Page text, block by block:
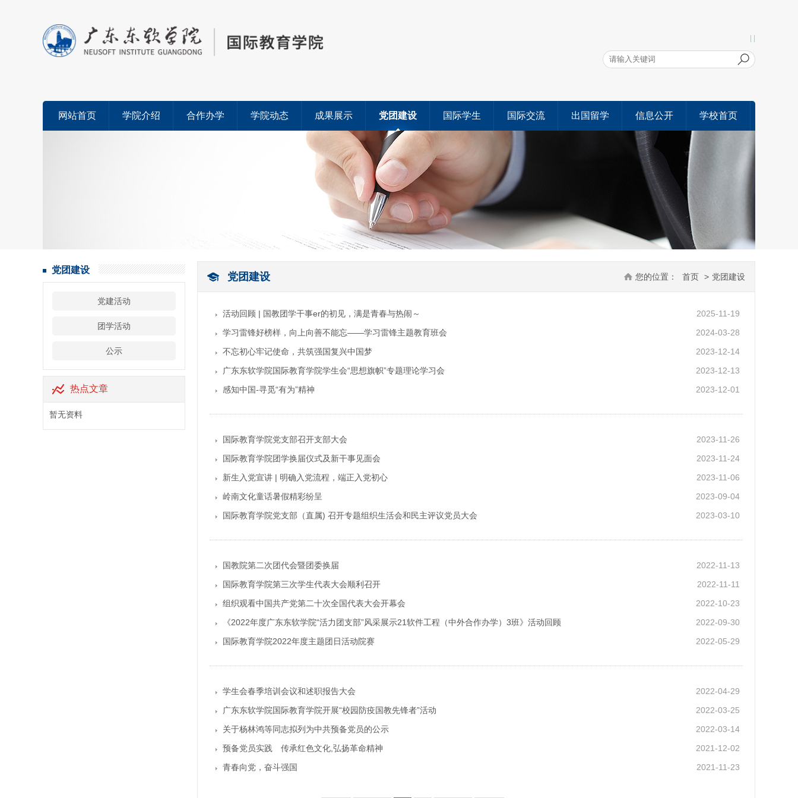
网站首页 学院介绍 合作办学 学院动态 成果展示 党团建设 国际学生 国际交流 出国留学 信息公开 学校首页
党团建设
党建活动
团学活动
公示
热点文章
暂无资料
您的位置： 首页 > 党团建设
党团建设
2025-11-19
活动回顾 | 国教团学干事er的初见，满是青春与热闹～
2024-03-28
学习雷锋好榜样，向上向善不能忘——学习雷锋主题教育班会
2023-12-14
不忘初心牢记使命，共筑强国复兴中国梦
2023-12-13
广东东软学院国际教育学院学生会“思想旗帜”专题理论学习会
2023-12-01
感知中国-寻觅“有为”精神
2023-11-26
国际教育学院党支部召开支部大会
2023-11-24
国际教育学院团学换届仪式及新干事见面会
2023-11-06
新生入党宣讲 | 明确入党流程，端正入党初心
2023-09-04
岭南文化童话暑假精彩纷呈
2023-03-10
国际教育学院党支部（直属) 召开专题组织生活会和民主评议党员大会
2022-11-13
国教院第二次团代会暨团委换届
2022-11-11
国际教育学院第三次学生代表大会顺利召开
2022-10-23
组织观看中国共产党第二十次全国代表大会开幕会
2022-09-30
《2022年度广东东软学院“活力团支部”风采展示21软件工程（中外合作办学）3班》活动回顾
2022-05-29
国际教育学院2022年度主题团日活动院赛
2022-04-29
学生会春季培训会议和述职报告大会
2022-03-25
广东东软学院国际教育学院开展“校园防疫国教先锋者”活动
2022-03-14
关于杨林鸿等同志拟列为中共预备党员的公示
2021-12-02
预备党员实践 传承红色文化,弘扬革命精神
2021-11-23
青春向党，奋斗强国